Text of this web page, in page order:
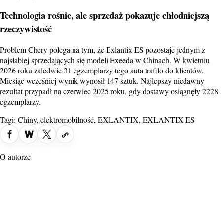
Technologia rośnie, ale sprzedaż pokazuje chłodniejszą
rzeczywistość
Problem Chery polega na tym, że Exlantix ES pozostaje jednym z
najsłabiej sprzedających się modeli Exeeda w Chinach. W kwietniu
2026 roku zaledwie 31 egzemplarzy tego auta trafiło do klientów.
Miesiąc wcześniej wynik wynosił 147 sztuk. Najlepszy niedawny
rezultat przypadł na czerwiec 2025 roku, gdy dostawy osiągnęły 2228
egzemplarzy.
Tagi: Chiny, elektromobilność, EXLANTIX, EXLANTIX ES
O autorze